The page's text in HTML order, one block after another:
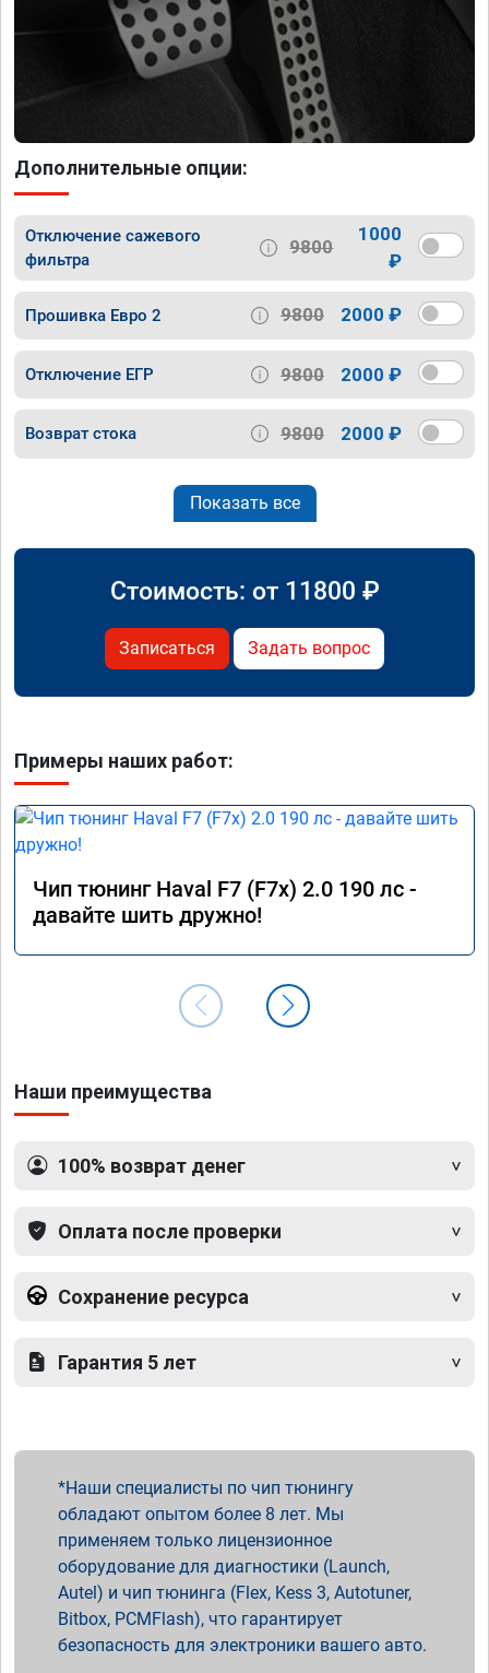
Дополнительные опции:
Отключение сажевого
фильтра
9800
1000
₽
Прошивка Евро 2 9800 2000 ₽
Отключение ЕГР 9800 2000 ₽
Возврат стока 9800 2000 ₽
Показать все
Стоимость: от 11800 ₽
Записаться Задать вопрос
Примеры наших работ:
Чип тюнинг Haval F7 (F7x) 2.0 190 лс -
давайте шить дружно!
Наши преимущества
100% возврат денег
Оплата после проверки
Сохранение ресурса
Гарантия 5 лет
Наши специалисты по чип тюнингу
обладают опытом более 8 лет. Мы
применяем только лицензионное
оборудование для диагностики (Launch,
Autel) и чип тюнинга (Flex, Kess 3, Autotuner,
Bitbox, PCMFlash), что гарантирует
безопасность для электроники вашего авто.